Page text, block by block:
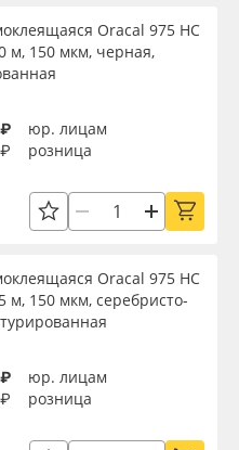
Oracal 975 HC
м, 150 мкм, черная,
юр. лицам
розница
Oracal 975 HC
м, 150 мкм, серебристо-
юр. лицам
розница